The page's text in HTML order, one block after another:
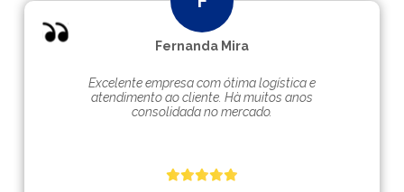
Fernanda Mira
Excelente empresa com ótima logística e
atendimento ao cliente. Hà muitos anos
consolidada no mercado.